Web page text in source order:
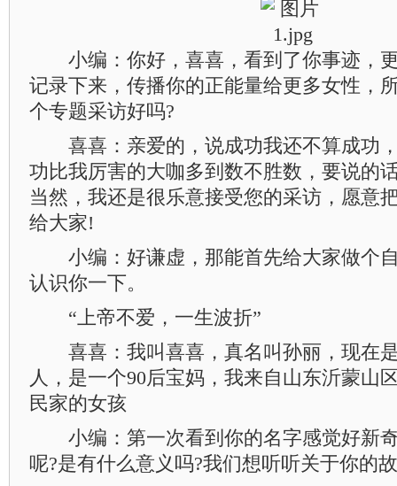
小编：你好，喜喜，看到了你事迹，
记录下来，传播你的正能量给更多女性，
个专题采访好吗?
喜喜：亲爱的，说成功我还不算成功
功比我厉害的大咖多到数不胜数，要说的
当然，我还是很乐意接受您的采访，愿意
给大家!
小编：好谦虚，那能首先给大家做个自
认识你一下。
“上帝不爱，一生波折”
喜喜：我叫喜喜，真名叫孙丽，现在
人，是一个90后宝妈，我来自山东沂蒙山
民家的女孩
小编：第一次看到你的名字感觉好新
呢?是有什么意义吗?我们想听听关于你的